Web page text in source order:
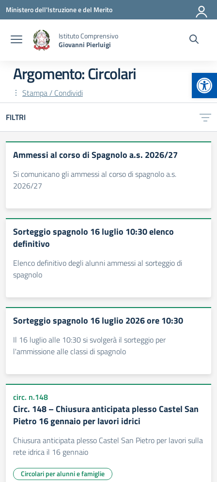
Vai ai contenuti
Vai al menu di navigazione
Vai al footer
Ministero dell'Istruzione e del Merito
Istituto Comprensivo
Giovanni Pierluigi
Argomento: Circolari
Stampa / Condividi
FILTRI
Ammessi al corso di Spagnolo a.s. 2026/27
Si comunicano gli ammessi al corso di spagnolo a.s.
2026/27
Sorteggio spagnolo 16 luglio 10:30 elenco
definitivo
Elenco definitivo degli alunni ammessi al sorteggio di
spagnolo
Sorteggio spagnolo 16 luglio 2026 ore 10:30
Il 16 luglio alle 10:30 si svolgerà il sorteggio per
l'ammissione alle classi di spagnolo
circ. n.148
Circ. 148 – Chiusura anticipata plesso Castel San
Pietro 16 gennaio per lavori idrici
Chiusura anticipata plesso Castel San Pietro per lavori sulla
rete idrica il 16 gennaio
Circolari per alunni e famiglie